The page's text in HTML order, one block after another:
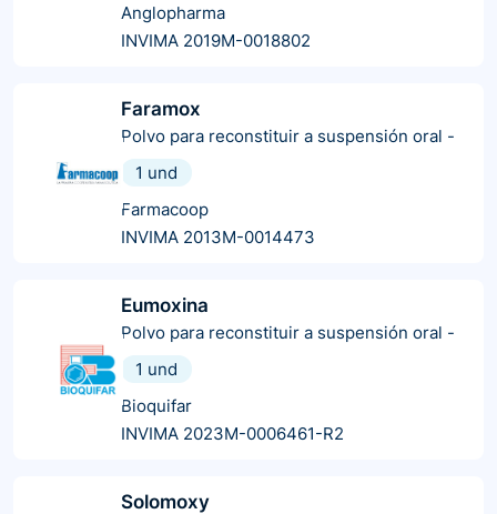
Anglopharma
INVIMA 2019M-0018802
Faramox
Polvo para reconstituir a suspensión oral -
1 und
Farmacoop
INVIMA 2013M-0014473
Eumoxina
Polvo para reconstituir a suspensión oral -
1 und
Bioquifar
INVIMA 2023M-0006461-R2
Solomoxy